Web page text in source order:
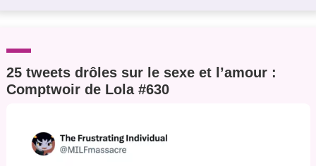
25 tweets drôles sur le sexe et l’amour :
Comptwoir de Lola #630